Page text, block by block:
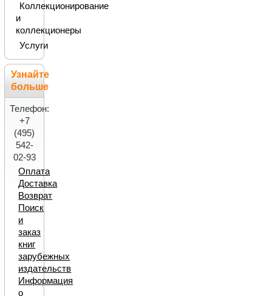
Коллекционирование
и
коллекционеры
Услуги
Узнайте
больше
Телефон:
+7
(495)
542-
02-93
Оплата
Доставка
Возврат
Поиск
и
заказ
книг
зарубежных
издательств
Информация
о